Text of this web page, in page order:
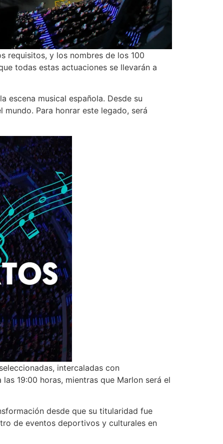
requisitos, y los nombres de los 100
todas estas actuaciones se llevarán a
escena musical española. Desde su
Para honrar este legado, será
intercaladas con
19:00 horas, mientras que Marlon será el
desde que su titularidad fue
de eventos deportivos y culturales en